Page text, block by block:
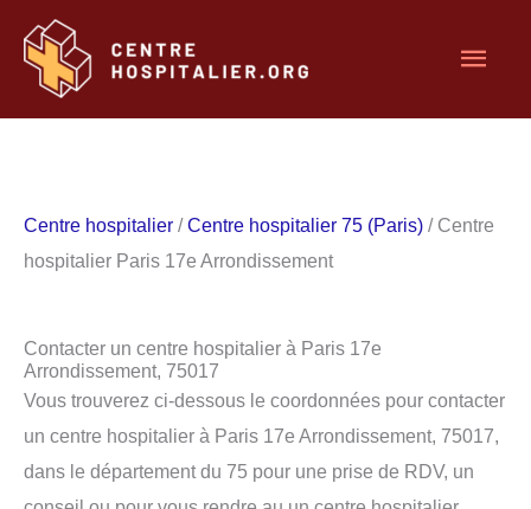
contenu
Centre hospitalier /Centre hospitalier 75 (Paris) / Centre
hospitalier Paris 17e Arrondissement
Contacter un centre hospitalier à Paris 17e
Arrondissement, 75017
Vous trouverez ci-dessous le coordonnées pour contacter
un centre hospitalier à Paris 17e Arrondissement, 75017,
dans le département du 75 pour une prise de RDV, un